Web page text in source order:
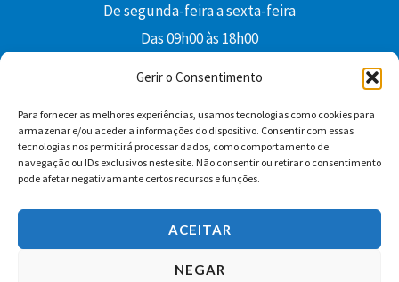
Gerir o Consentimento
Para fornecer as melhores experiências, usamos tecnologias como cookies para
armazenar e/ou aceder a informações do dispositivo. Consentir com essas
tecnologias nos permitirá processar dados, como comportamento de
navegação ou IDs exclusivos neste site. Não consentir ou retirar o consentimento
pode afetar negativamante certos recursos e funções.
ACEITAR
NEGAR
De segunda-feira a sexta-feira
Das 09h00 às 18h00
Facebook YouTube Instagram
Whatsapp
Condições Gerais de Venda